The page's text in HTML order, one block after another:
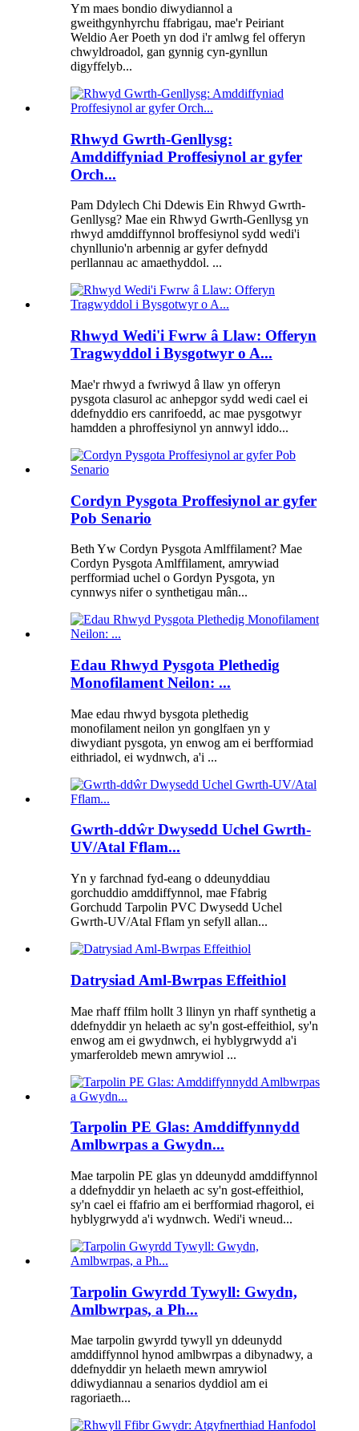
Ym maes bondio diwydiannol a
gweithgynhyrchu ffabrigau, mae'r Peiriant
Weldio Aer Poeth yn dod i'r amlwg fel offeryn
chwyldroadol, gan gynnig cyn-gynllun
digyffelyb...
Rhwyd Gwrth-Genllysg:
Amddiffyniad Proffesiynol ar gyfer
Orch...
Pam Ddylech Chi Ddewis Ein Rhwyd Gwrth-
Genllysg? Mae ein Rhwyd Gwrth-Genllysg yn
rhwyd ​​amddiffynnol broffesiynol sydd wedi'i
chynllunio'n arbennig ar gyfer defnydd
perllannau ac amaethyddol. ...
Rhwyd ​​Wedi'i Fwrw â Llaw: Offeryn
Tragwyddol i Bysgotwyr o A...
Mae'r rhwyd ​​​​a fwriwyd â llaw yn offeryn
pysgota clasurol ac anhepgor sydd wedi cael ei
ddefnyddio ers canrifoedd, ac mae pysgotwyr
hamdden a phroffesiynol yn annwyl iddo...
Cordyn Pysgota Proffesiynol ar gyfer
Pob Senario
Beth Yw Cordyn Pysgota Amlffilament? Mae
Cordyn Pysgota Amlffilament, amrywiad
perfformiad uchel o Gordyn Pysgota, yn
cynnwys nifer o synthetigau mân...
Edau Rhwyd Pysgota Plethedig
Monofilament Neilon: ...
Mae edau rhwyd ​​bysgota plethedig
monofilament neilon yn gonglfaen yn y
diwydiant pysgota, yn enwog am ei berfformiad
eithriadol, ei wydnwch, a'i ...
Gwrth-ddŵr Dwysedd Uchel Gwrth-
UV/Atal Fflam...
Yn y farchnad fyd-eang o ddeunyddiau
gorchuddio amddiffynnol, mae Ffabrig
Gorchudd Tarpolin PVC Dwysedd Uchel
Gwrth-UV/Atal Fflam yn sefyll allan...
Datrysiad Aml-Bwrpas Effeithiol
Mae rhaff ffilm hollt 3 llinyn yn rhaff synthetig a
ddefnyddir yn helaeth ac sy'n gost-effeithiol, sy'n
enwog am ei gwydnwch, ei hyblygrwydd a'i
ymarferoldeb mewn amrywiol ...
Tarpolin PE Glas: Amddiffynnydd
Amlbwrpas a Gwydn...
Mae tarpolin PE glas yn ddeunydd amddiffynnol
a ddefnyddir yn helaeth ac sy'n gost-effeithiol,
sy'n cael ei ffafrio am ei berfformiad rhagorol, ei
hyblygrwydd a'i wydnwch. Wedi'i wneud...
Tarpolin Gwyrdd Tywyll: Gwydn,
Amlbwrpas, a Ph...
Mae tarpolin gwyrdd tywyll yn ddeunydd
amddiffynnol hynod amlbwrpas a dibynadwy, a
ddefnyddir yn helaeth mewn amrywiol
ddiwydiannau a senarios dyddiol am ei
ragoriaeth...